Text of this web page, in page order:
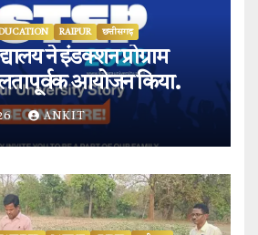
RAIPUR छत्तीसगढ़
ने इंडक्शन प्रोग्राम
आयोजन किया.
ANKIT